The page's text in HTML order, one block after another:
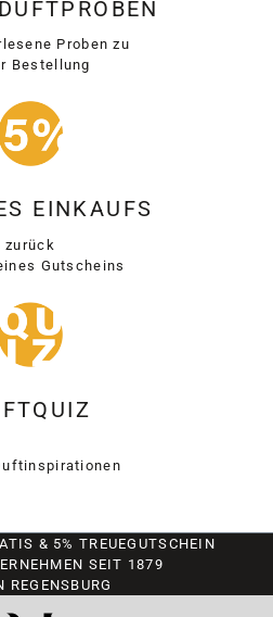
Proben zu
Bestellung
EINKAUFS
zurück
Gutscheins
& 5% TREUEGUTSCHEIN
SEIT 1879
REGENSBURG